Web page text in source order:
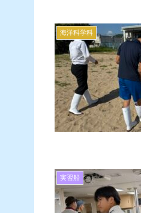
海洋科学科
実習船